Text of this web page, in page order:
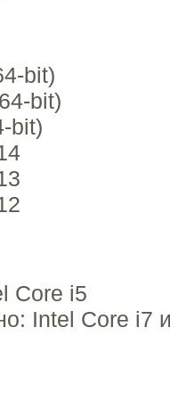
bit)
bit)
bit)
Core i5
Intel Core i7